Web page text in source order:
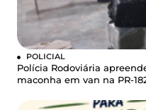
POLICIAL
Polícia Rodoviária
maconha em van na PR-